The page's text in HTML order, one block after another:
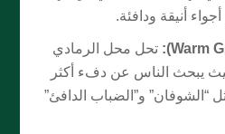
أنيقة ودافئة.
تحل محل الرمادي
حيث يبحث الناس عن دفء أكثر
“الشوفان” و”الضباب الدافئ”